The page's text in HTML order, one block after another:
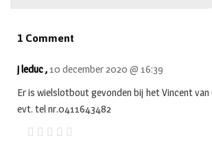
1 Comment
j leduc , 10 december 2020 @ 16:39
Er is wielslotbout gevonden bij het Vincent
evt. tel nr.0411643482